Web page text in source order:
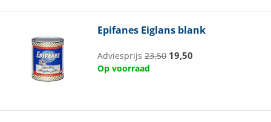
Epifanes Eiglans blank
Adviesprijs23,50 19,50
Op voorraad